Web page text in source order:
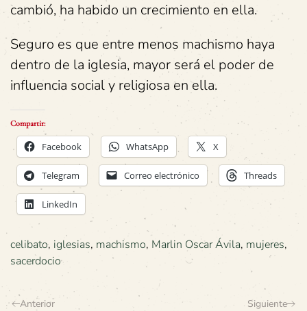
cambió, ha habido un crecimiento en ella.
Seguro es que entre menos machismo haya
dentro de la iglesia, mayor será el poder de
influencia social y religiosa en ella.
Compartir:
Facebook WhatsApp X
Telegram Correo electrónico Threads
LinkedIn
celibato, iglesias, machismo, Marlin Oscar Ávila, mujeres,
sacerdocio
Anterior Siguiente